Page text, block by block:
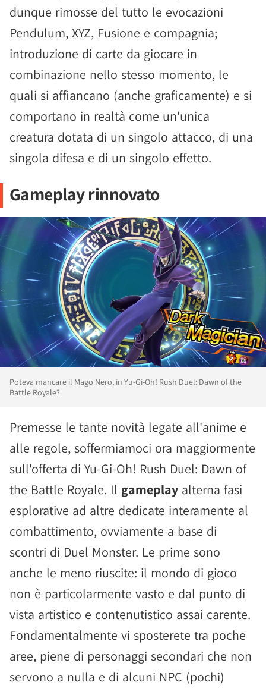
dunque rimosse del tutto le evocazioni
Pendulum, XYZ, Fusione e compagnia;
introduzione di carte da giocare in
combinazione nello stesso momento, le
quali si affiancano (anche graficamente) e si
comportano in realtà come un'unica
creatura dotata di un singolo attacco, di una
singola difesa e di un singolo effetto.
Gameplay rinnovato
Poteva mancare il Mago Nero, in Yu-Gi-Oh! Rush Duel: Dawn of the
Battle Royale?
Premesse le tante novità legate all'anime e
alle regole, soffermiamoci ora maggiormente
sull'offerta di Yu-Gi-Oh! Rush Duel: Dawn of
the Battle Royale. Il gameplay alterna fasi
esplorative ad altre dedicate interamente al
combattimento, ovviamente a base di
scontri di Duel Monster. Le prime sono
anche le meno riuscite: il mondo di gioco
non è particolarmente vasto e dal punto di
vista artistico e contenutistico assai carente.
Fondamentalmente vi sposterete tra poche
aree, piene di personaggi secondari che non
servono a nulla e di alcuni NPC (pochi)